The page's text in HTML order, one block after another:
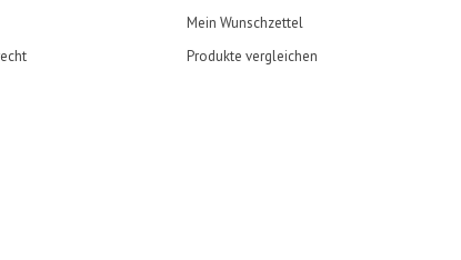
Mein Wunschzettel
Produkte vergleichen